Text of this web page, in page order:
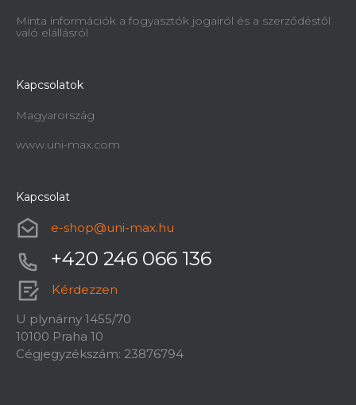
Minta információk a fogyasztók jogairól és a szerződéstől
való elállásról
Kapcsolatok
Magyarország
www.uni-max.com
Kapcsolat
e-shop@uni-max.hu
+420 246 066 136
Kérdezzen
U plynárny 1455/70
10100 Praha 10
Cégjegyzékszám: 23876794